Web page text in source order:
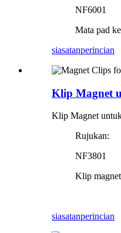
NF6001
Mata pad
siasatanperincian
Klip Magnet
Klip Magnet
Rujukan:
NF3801
Klip
siasatanperincian